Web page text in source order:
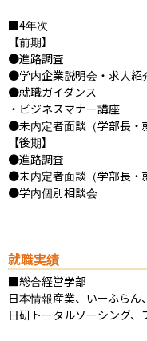
■4年次
【前期】
●進路調査
●学内企業説明会・求人紹
●就職ガイダンス
・ビジネスマナー講座
●未内定者面談（学部長・
【後期】
●進路調査
●未内定者面談（学部長・
●学内個別相談会
就職実績
■総合経営学部
日本情報産業、いーふらん
日研トータルソーシング